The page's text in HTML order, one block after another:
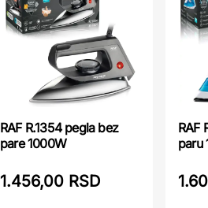
RAF R.1354 pegla bez
pare 1000W
1.456,00 RSD
RAF
paru